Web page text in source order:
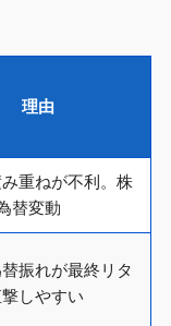
理由
重ねが不利。株
替変動
振れが最終リタ
しやすい